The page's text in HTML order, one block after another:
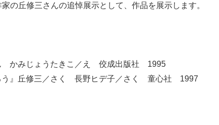
の丘修三さんの追悼展示として、作品を展示します。
かみじょうたきこ／え 佼成出版社 1995
う』丘修三／さく 長野ヒデ子／さく 童心社 1997